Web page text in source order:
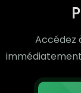
Accédez